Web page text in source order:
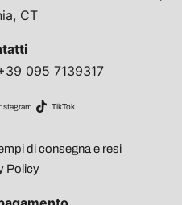
CT
095 7139317
TikTok
di consegna e resi
Policy